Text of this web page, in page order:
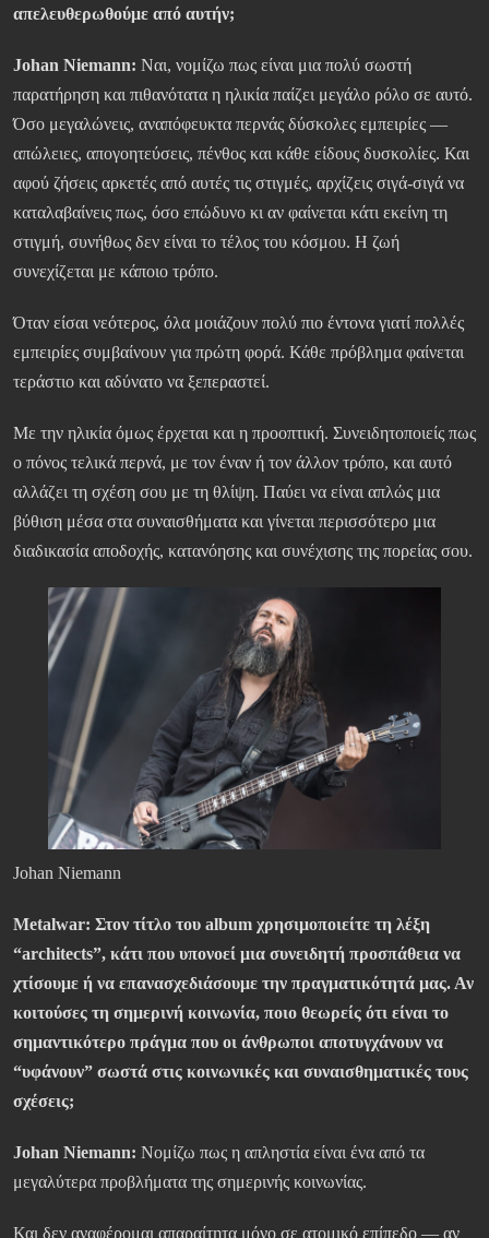
απελευθερωθούμε από αυτήν;
Johan Niemann: Ναι, νομίζω πως είναι μια πολύ σωστή
παρατήρηση και πιθανότατα η ηλικία παίζει μεγάλο ρόλο σε αυτό.
Όσο μεγαλώνεις, αναπόφευκτα περνάς δύσκολες εμπειρίες —
απώλειες, απογοητεύσεις, πένθος και κάθε είδους δυσκολίες. Και
αφού ζήσεις αρκετές από αυτές τις στιγμές, αρχίζεις σιγά-σιγά να
καταλαβαίνεις πως, όσο επώδυνο κι αν φαίνεται κάτι εκείνη τη
στιγμή, συνήθως δεν είναι το τέλος του κόσμου. Η ζωή
συνεχίζεται με κάποιο τρόπο.
Όταν είσαι νεότερος, όλα μοιάζουν πολύ πιο έντονα γιατί πολλές
εμπειρίες συμβαίνουν για πρώτη φορά. Κάθε πρόβλημα φαίνεται
τεράστιο και αδύνατο να ξεπεραστεί.
Με την ηλικία όμως έρχεται και η προοπτική. Συνειδητοποιείς πως
ο πόνος τελικά περνά, με τον έναν ή τον άλλον τρόπο, και αυτό
αλλάζει τη σχέση σου με τη θλίψη. Παύει να είναι απλώς μια
βύθιση μέσα στα συναισθήματα και γίνεται περισσότερο μια
διαδικασία αποδοχής, κατανόησης και συνέχισης της πορείας σου.
Johan Niemann
Metalwar: Στον τίτλο του album χρησιμοποιείτε τη λέξη
“architects”, κάτι που υπονοεί μια συνειδητή προσπάθεια να
χτίσουμε ή να επανασχεδιάσουμε την πραγματικότητά μας. Αν
κοιτούσες τη σημερινή κοινωνία, ποιο θεωρείς ότι είναι το
σημαντικότερο πράγμα που οι άνθρωποι αποτυγχάνουν να
“υφάνουν” σωστά στις κοινωνικές και συναισθηματικές τους
σχέσεις;
Johan Niemann: Νομίζω πως η απληστία είναι ένα από τα
μεγαλύτερα προβλήματα της σημερινής κοινωνίας.
Και δεν αναφέρομαι απαραίτητα μόνο σε ατομικό επίπεδο — αν